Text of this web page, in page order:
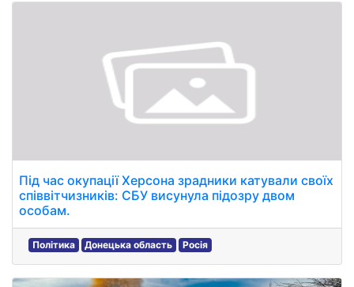
Під час окупації Херсона зрадники катували своїх
співвітчизників: СБУ висунула підозру двом
особам.
Політика Донецька область Росія